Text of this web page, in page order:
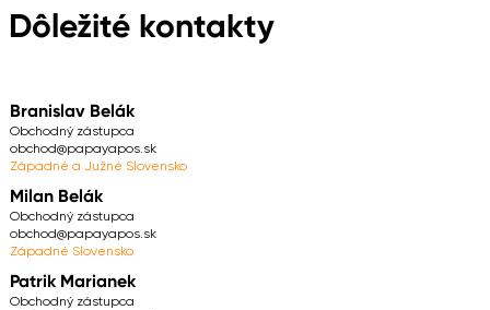
Dôležité kontakty
Branislav Belák
Obchodný zástupca
obchod@papayapos.sk
Západné a Južné Slovensko
Milan Belák
Obchodný zástupca
obchod@papayapos.sk
Západné Slovensko
Patrik Marianek
Obchodný zástupca